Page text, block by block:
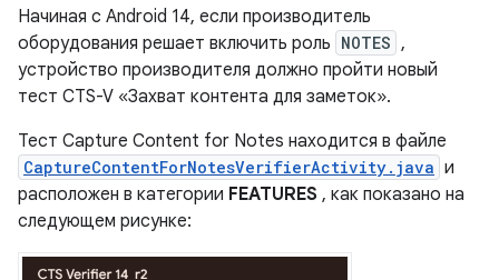
Начиная с Android 14, если производитель
оборудования решает включить роль NOTES ,
устройство производителя должно пройти новый
тест CTS-V «Захват контента для заметок».
Тест Capture Content for Notes находится в файле
CaptureContentForNotesVerifierActivity.java и
расположен в категории FEATURES , как показано на
следующем рисунке: